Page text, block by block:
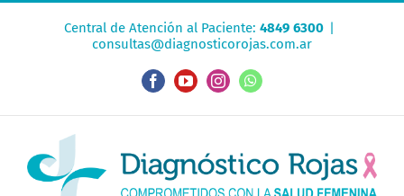
Central de Atención al Paciente: 4849 6300 |
consultas@diagnosticorojas.com.ar
FacebookYouTubeInstagramWhatsApp